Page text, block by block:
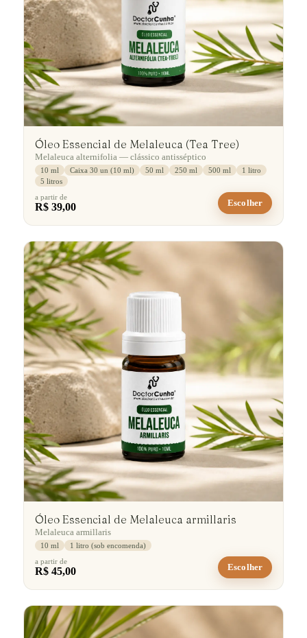
Óleo Essencial de Melaleuca (Tea Tree)
Melaleuca alternifolia — clássico antisséptico
10 ml Caixa 30 un (10 ml) 50 ml 250 ml 500 ml
1 litro
5 litros
a partir de
R$ 39,00 Escolher
Óleo Essencial de Melaleuca armillaris
Melaleuca armillaris
10 ml
1 litro (sob encomenda)
a partir de
R$ 45,00 Escolher